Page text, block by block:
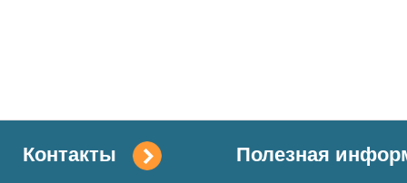
Контакты Полезная